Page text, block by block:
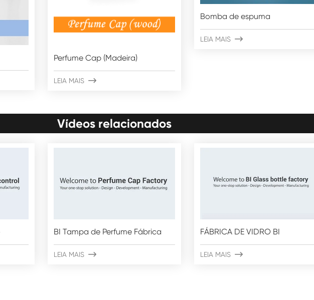
Perfume Cap (Madeira)
LEIA MAIS 
Bomba de espuma
LEIA MAIS 
Vídeos relacionados
BI Tampa de Perfume Fábrica
LEIA MAIS 
FÁBRICA DE VIDRO BI
LEIA MAIS 